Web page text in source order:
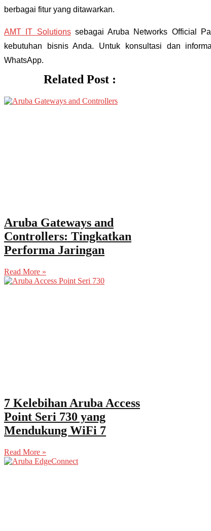
berbagai fitur yang ditawarkan.
AMT IT Solutionssebagai Aruba Networks Official
kebutuhan bisnis Anda. Untuk konsultasi dan
WhatsApp.
Related Post :
Aruba Gateways and
Controllers: Tingkatkan
Performa Jaringan
Read More »
7 Kelebihan Aruba Access
Point Seri 730 yang
Mendukung WiFi 7
Read More »